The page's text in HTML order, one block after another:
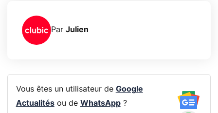
Par Julien
Vous êtes un utilisateur de Google
Actualitésou de WhatsApp?